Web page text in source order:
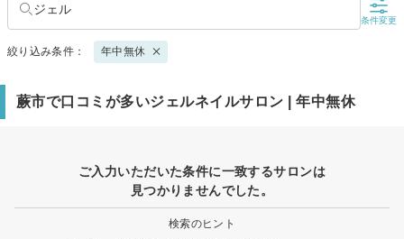
ジェル
条件変更
絞り込み条件： 年中無休
蕨市で口コミが多いジェルネイルサロン | 年中無休
ご入力いただいた条件に一致するサロンは
見つかりませんでした。
検索のヒント